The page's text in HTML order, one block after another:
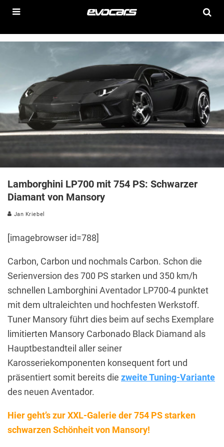
Lamborghini LP700 mit 754 PS: Schwarzer
Diamant von Mansory
Jan Kriebel
[imagebrowser id=788]
Carbon, Carbon und nochmals Carbon. Schon die
Serienversion des 700 PS starken und 350 km/h
schnellen Lamborghini Aventador LP700-4 punktet
mit dem ultraleichten und hochfesten Werkstoff.
Tuner Mansory führt dies beim auf sechs Exemplare
limitierten Mansory Carbonado Black Diamand als
Hauptbestandteil aller seiner
Karosseriekomponenten konsequent fort und
präsentiert somit bereits die zweite Tuning-Variante
des neuen Aventador.
Hier geht’s zur XXL-Galerie der 754 PS starken
schwarzen Schönheit von Mansory!